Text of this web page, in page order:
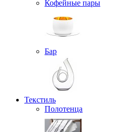
Кофейные пары
Бар
Текстиль
Полотенца